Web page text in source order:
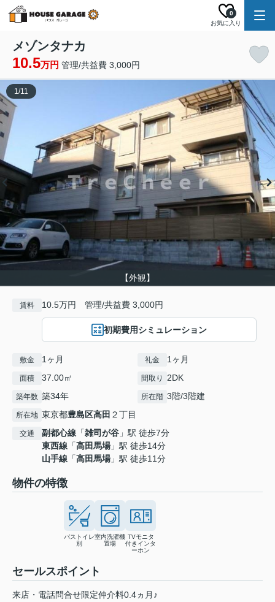
お気に入り
0
メゾンタナカ
10.5万円 管理/共益費 3,000円
【外観】
1/11
賃料 10.5万円 管理/共益費 3,000円
初期費用シミュレーション
敷金 1ヶ月 礼金 1ヶ月
面積 37.00㎡ 間取り 2DK
築年数 築34年 所在階 3階/3階建
所在地 東京都豊島区高田 ２丁目
交通 副都心線 「雑司が谷 」駅 徒歩7分
東西線 「高田馬場」駅 徒歩14分
山手線 「高田馬場」駅 徒歩11分
物件の特徴
バストイレ
別
室内洗濯機
置場
TVモニタ
付きインタ
ーホン
セールスポイント
来店・電話問合せ限定仲介料0.4ヵ月♪